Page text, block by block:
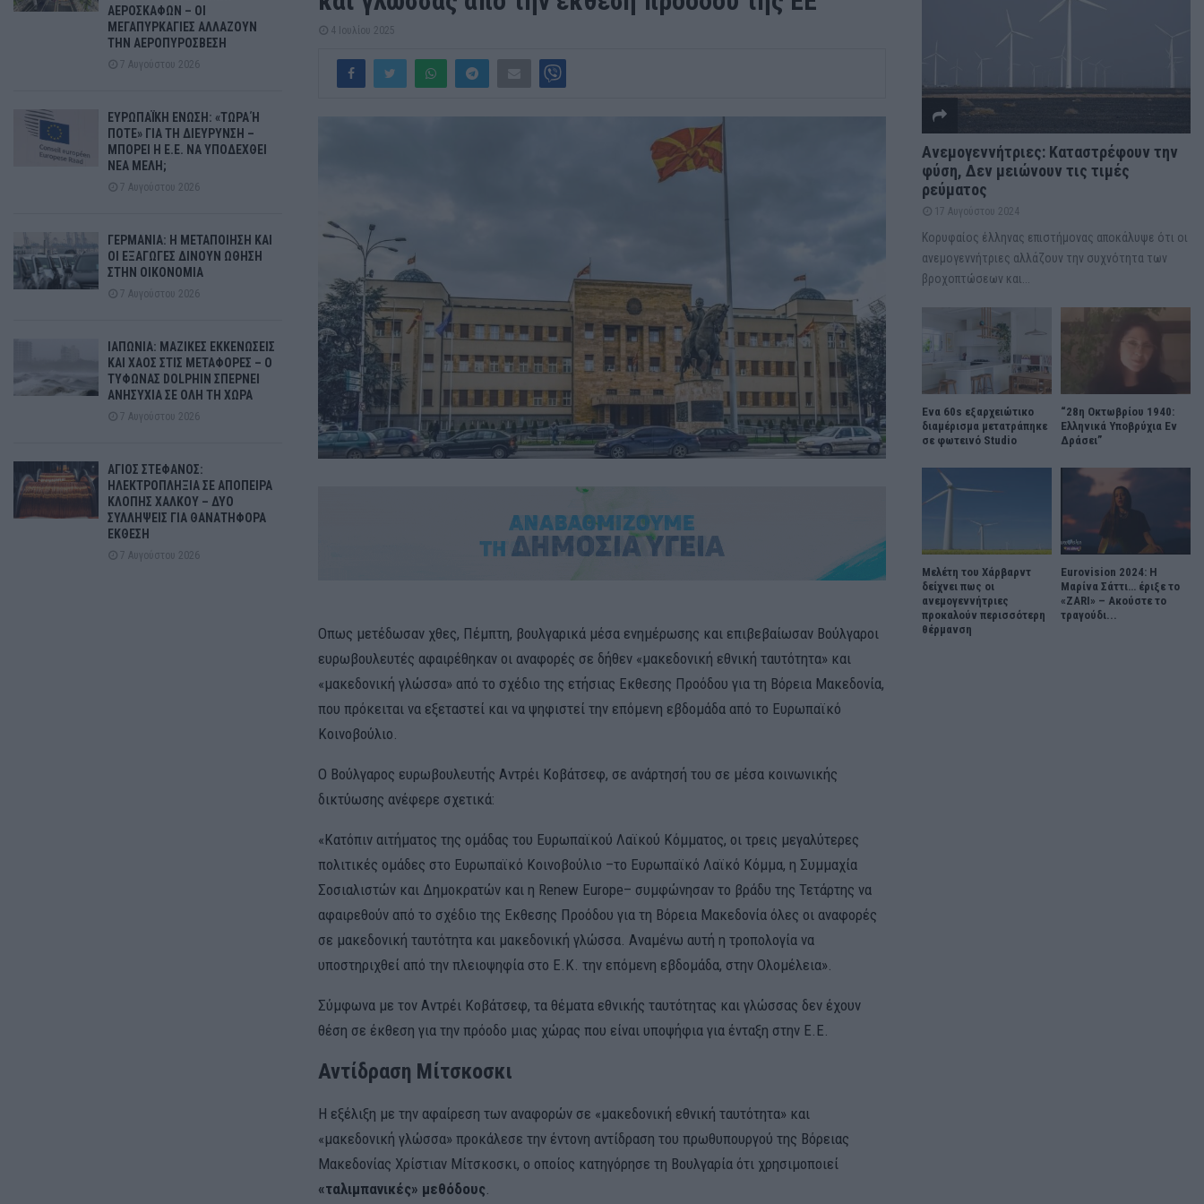
4 Ιουλίου 2025
Οπως μετέδωσαν χθες, Πέμπτη, βουλγαρικά μέσα ενημέρωσης και επιβεβαίωσαν Βούλγαροι
ευρωβουλευτές αφαιρέθηκαν οι αναφορές σε δήθεν «μακεδονική εθνική ταυτότητα» και
«μακεδονική γλώσσα» από το σχέδιο της ετήσιας Εκθεσης Προόδου για τη Βόρεια Μακεδονία,
που πρόκειται να εξεταστεί και να ψηφιστεί την επόμενη εβδομάδα από το Ευρωπαϊκό
Κοινοβούλιο.
Ο Βούλγαρος ευρωβουλευτής Αντρέι Κοβάτσεφ, σε ανάρτησή του σε μέσα κοινωνικής
δικτύωσης ανέφερε σχετικά:
«Κατόπιν αιτήματος της ομάδας του Ευρωπαϊκού Λαϊκού Κόμματος, οι τρεις μεγαλύτερες
πολιτικές ομάδες στο Ευρωπαϊκό Κοινοβούλιο –το Ευρωπαϊκό Λαϊκό Κόμμα, η Συμμαχία
Σοσιαλιστών και Δημοκρατών και η Renew Europe– συμφώνησαν το βράδυ της Τετάρτης να
αφαιρεθούν από το σχέδιο της Εκθεσης Προόδου για τη Βόρεια Μακεδονία όλες οι αναφορές
σε μακεδονική ταυτότητα και μακεδονική γλώσσα. Αναμένω αυτή η τροπολογία να
υποστηριχθεί από την πλειοψηφία στο Ε.Κ. την επόμενη εβδομάδα, στην Ολομέλεια».
Σύμφωνα με τον Αντρέι Κοβάτσεφ, τα θέματα εθνικής ταυτότητας και γλώσσας δεν έχουν
θέση σε έκθεση για την πρόοδο μιας χώρας που είναι υποψήφια για ένταξη στην Ε.Ε.
Αντίδραση Μίτσκοσκι
Η εξέλιξη με την αφαίρεση των αναφορών σε «μακεδονική εθνική ταυτότητα» και
«μακεδονική γλώσσα» προκάλεσε την έντονη αντίδραση του πρωθυπουργού της Βόρειας
Μακεδονίας Χρίστιαν Μίτσκοσκι, ο οποίος κατηγόρησε τη Βουλγαρία ότι χρησιμοποιεί
«ταλιμπανικές» μεθόδους.
ΑΕΡΟΣΚΑΦΩΝ – ΟΙ
ΜΕΓΑΠΥΡΚΑΓΙΕΣ ΑΛΛΑΖΟΥΝ
ΤΗΝ ΑΕΡΟΠΥΡΟΣΒΕΣΗ
7 Αυγούστου 2026
ΕΥΡΩΠΑΪΚΗ ΕΝΩΣΗ: «ΤΩΡΑ Ή
ΠΟΤΕ» ΓΙΑ ΤΗ ΔΙΕΥΡΥΝΣΗ –
ΜΠΟΡΕΙ Η Ε.Ε. ΝΑ ΥΠΟΔΕΧΘΕΙ
ΝΕΑ ΜΕΛΗ;
7 Αυγούστου 2026
ΓΕΡΜΑΝΙΑ: Η ΜΕΤΑΠΟΙΗΣΗ ΚΑΙ
ΟΙ ΕΞΑΓΩΓΕΣ ΔΙΝΟΥΝ ΩΘΗΣΗ
ΣΤΗΝ ΟΙΚΟΝΟΜΙΑ
7 Αυγούστου 2026
ΙΑΠΩΝΙΑ: ΜΑΖΙΚΕΣ ΕΚΚΕΝΩΣΕΙΣ
ΚΑΙ ΧΑΟΣ ΣΤΙΣ ΜΕΤΑΦΟΡΕΣ – Ο
ΤΥΦΩΝΑΣ DOLPHIN ΣΠΕΡΝΕΙ
ΑΝΗΣΥΧΙΑ ΣΕ ΟΛΗ ΤΗ ΧΩΡΑ
7 Αυγούστου 2026
ΑΓΙΟΣ ΣΤΕΦΑΝΟΣ:
ΗΛΕΚΤΡΟΠΛΗΞΙΑ ΣΕ ΑΠΟΠΕΙΡΑ
ΚΛΟΠΗΣ ΧΑΛΚΟΥ – ΔΥΟ
ΣΥΛΛΗΨΕΙΣ ΓΙΑ ΘΑΝΑΤΗΦΟΡΑ
ΕΚΘΕΣΗ
7 Αυγούστου 2026
Ανεμογεννήτριες: Καταστρέφουν την
φύση, Δεν μειώνουν τις τιμές
ρεύματος
17 Αυγούστου 2024
Κορυφαίος έλληνας επιστήμονας αποκάλυψε ότι οι
ανεμογεννήτριες αλλάζουν την συχνότητα των
βροχοπτώσεων και...
Ένα 60s εξαρχειώτικο
διαμέρισμα μετατράπηκε
σε φωτεινό Studio
“28η Οκτωβρίου 1940:
Ελληνικά Υποβρύχια Εν
Δράσει”
Μελέτη του Χάρβαρντ
δείχνει πως οι
ανεμογεννήτριες
προκαλούν περισσότερη
θέρμανση
Eurovision 2024: Η
Μαρίνα Σάττι… έριξε το
«ZARI» – Ακούστε το
τραγούδι...